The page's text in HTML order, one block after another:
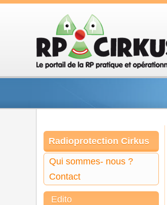
Radioprotection Cirkus
Qui sommes- nous ?
Contact
Edito